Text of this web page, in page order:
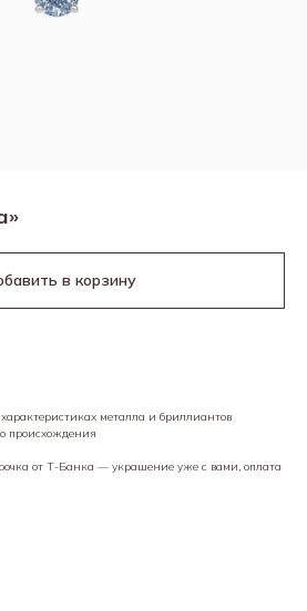
в корзину
металла и бриллиантов
происхождения
от Т-Банка — украшение уже с вами, оплата